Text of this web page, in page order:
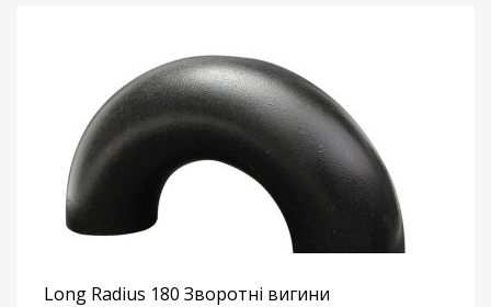
Long Radius 180 Зворотні вигини